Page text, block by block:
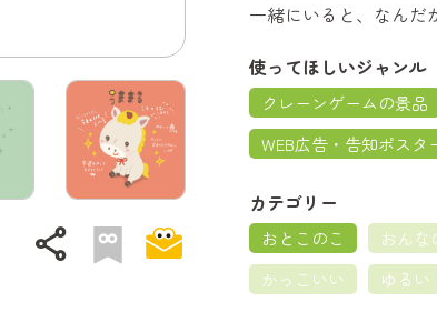
share
一緒にいると、なん
使ってほしいジャンル
クレーンゲームの景品
WEB広告・告知ポスタ
カテゴリー
おとこのこ おんな
かっこいい
ゆるい